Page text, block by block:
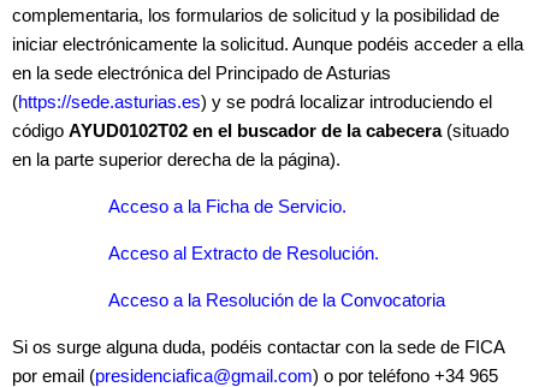
complementaria, los formularios de solicitud y la posibilidad de
iniciar electrónicamente la solicitud. Aunque podéis acceder a ella
en la sede electrónica del Principado de Asturias
(https://sede.asturias.es) y se podrá localizar introduciendo el
código AYUD0102T02 en el buscador de la cabecera(situado
en la parte superior dere­cha de la página).
Acceso a la Ficha de Servicio.
Acceso al Extracto de Resolución.
Acceso a la Resolución de la Convocatoria
Si os surge alguna duda, podéis contactar con la sede de FICA
por email (presidenciafica@gmail.com) o por teléfono +34 965